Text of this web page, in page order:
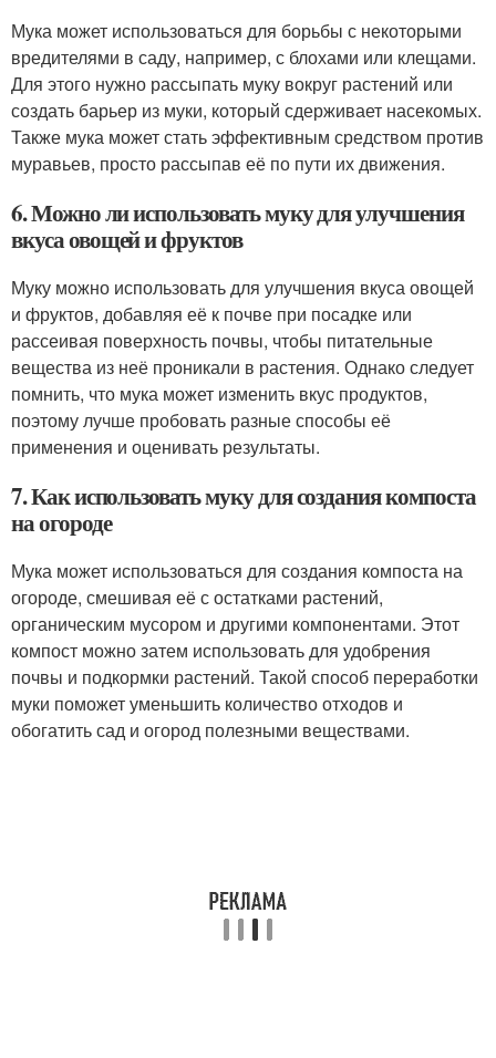
Мука может использоваться для борьбы с некоторыми
вредителями в саду, например, с блохами или клещами.
Для этого нужно рассыпать муку вокруг растений или
создать барьер из муки, который сдерживает насекомых.
Также мука может стать эффективным средством против
муравьев, просто рассыпав её по пути их движения.
6. Можно ли использовать муку для улучшения
вкуса овощей и фруктов
Муку можно использовать для улучшения вкуса овощей
и фруктов, добавляя её к почве при посадке или
рассеивая поверхность почвы, чтобы питательные
вещества из неё проникали в растения. Однако следует
помнить, что мука может изменить вкус продуктов,
поэтому лучше пробовать разные способы её
применения и оценивать результаты.
7. Как использовать муку для создания компоста
на огороде
Мука может использоваться для создания компоста на
огороде, смешивая её с остатками растений,
органическим мусором и другими компонентами. Этот
компост можно затем использовать для удобрения
почвы и подкормки растений. Такой способ переработки
муки поможет уменьшить количество отходов и
обогатить сад и огород полезными веществами.